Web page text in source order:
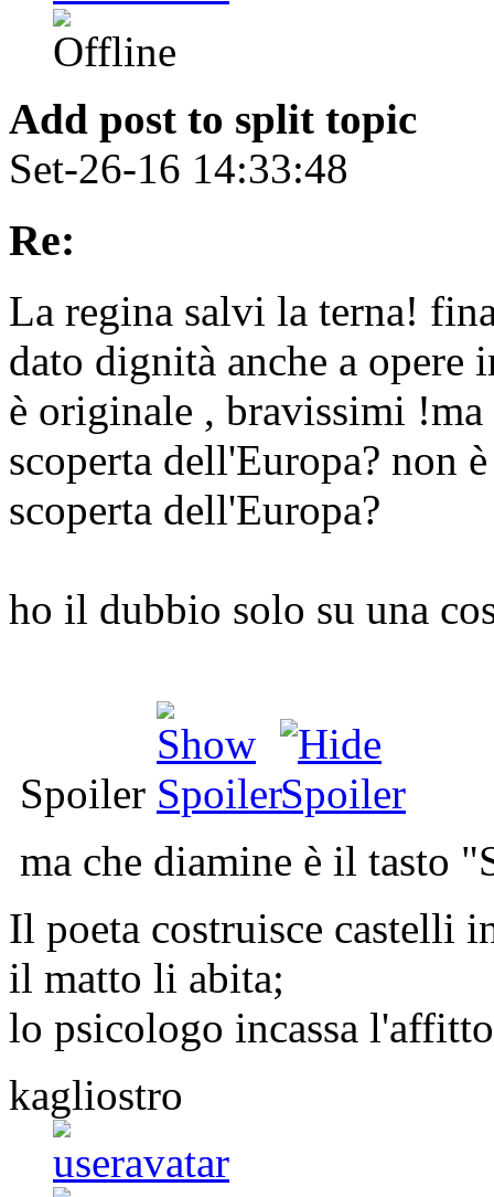
Add post to split topic
Set-26-16 14:33:48
Re:
La regina salvi la terna!
dato dignità anche a
è originale , bravissimi
scoperta dell'Europa? non
scoperta dell'Europa?
ho il dubbio solo su una
Spoiler
ma che diamine è il tasto
Il poeta costruisce castelli
il matto li abita;
lo psicologo incassa
kagliostro